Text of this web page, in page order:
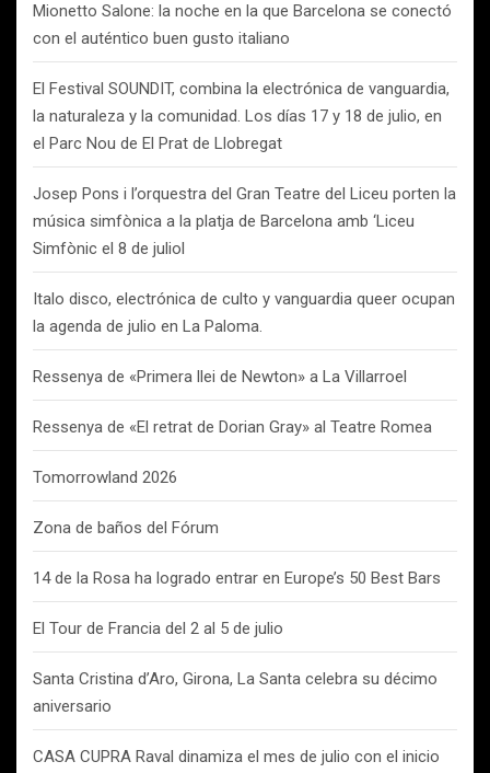
Mionetto Salone: la noche en la que Barcelona se conectó
con el auténtico buen gusto italiano
El Festival SOUNDIT, combina la electrónica de vanguardia,
la naturaleza y la comunidad. Los días 17 y 18 de julio, en
el Parc Nou de El Prat de Llobregat
Josep Pons i l’orquestra del Gran Teatre del Liceu porten la
música simfònica a la platja de Barcelona amb ‘Liceu
Simfònic el 8 de juliol
Italo disco, electrónica de culto y vanguardia queer ocupan
la agenda de julio en La Paloma.
Ressenya de «Primera llei de Newton» a La Villarroel
Ressenya de «El retrat de Dorian Gray» al Teatre Romea
Tomorrowland 2026
Zona de baños del Fórum
14 de la Rosa ha logrado entrar en Europe’s 50 Best Bars
El Tour de Francia del 2 al 5 de julio
Santa Cristina d’Aro, Girona, La Santa celebra su décimo
aniversario
CASA CUPRA Raval dinamiza el mes de julio con el inicio